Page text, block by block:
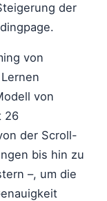
der
von
von
26
der Scroll-
bis hin zu
–, um die